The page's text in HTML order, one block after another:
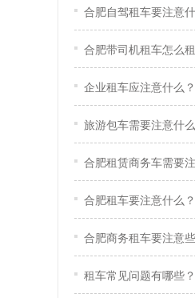
合肥自驾租车要注意什么？
合肥带司机租车怎么租？
企业租车应注意什么？
旅游包车需要注意什么？
合肥租赁商务车需要注意什么？
合肥租车要注意什么？
合肥商务租车要注意些什么？高
租车常见问题有哪些？